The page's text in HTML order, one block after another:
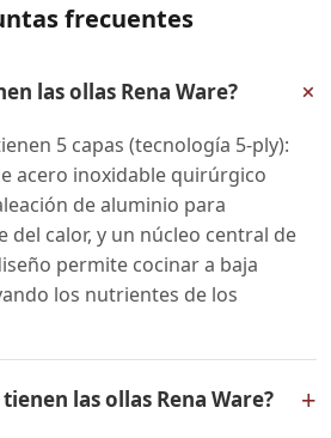
frecuentes
las ollas Rena Ware? +
5 capas (tecnología 5-ply):
acero inoxidable quirúrgico
de aluminio para
calor, y un núcleo central de
permite cocinar a baja
los nutrientes de los
las ollas Rena Ware? +